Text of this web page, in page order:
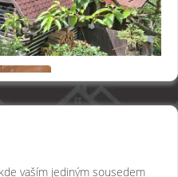
vaším jediným sousedem